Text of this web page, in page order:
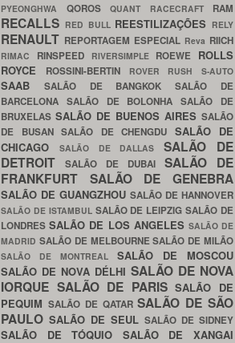
PYEONGHWA QOROS QUANT RACECRAFT RAM
RECALLS RED BULL REESTILIZAÇÕES RELY
RENAULT REPORTAGEM ESPECIAL Reva RIICH
RIMAC RINSPEED RIVERSIMPLE ROEWE ROLLS
ROYCE
ROSSINI-BERTIN ROVER RUSH S-AUTO
SAAB SALÃO DE BANGKOKSALÃO DE
BARCELONA SALÃO DE BOLONHASALÃO DE
BRUXELAS SALÃO DE BUENOS AIRES SALÃO
DE BUSAN SALÃO DE CHENGDU SALÃO DE
CHICAGO
SALÃO DE DALLASSALÃO DE
DETROIT
SALÃO DE DUBAI SALÃO DE
FRANKFURT SALÃO DE GENEBRA
SALÃO DE GUANGZHOU SALÃO DE HANNOVER
SALÃO DE ISTAMBUL SALÃO DE LEIPZIGSALÃO DE
LONDRESSALÃO DE LOS ANGELES SALÃO DE
MADRID SALÃO DE MELBOURNESALÃO DE MILÃO
SALÃO DE MONTREAL SALÃO DE MOSCOU
SALÃO DE NOVA DÉLHI SALÃO DE NOVA
IORQUE SALÃO DE PARISSALÃO DE
PEQUIM SALÃO DE QATARSALÃO DE SÃO
PAULO SALÃO DE SEUL SALÃO DE SIDNEY
SALÃO DE TÓQUIO SALÃO DE XANGAI